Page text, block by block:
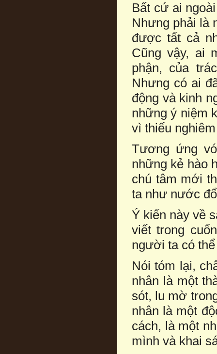
Bất cứ ai
Nhưng phải là
được tất cả
Cũng vậy, ai
phận, của
Nhưng có ai
động và kinh
những ý niệm
vì thiếu
Tương ứng
những kẻ hào
chú tâm mới
ta như nước
Ý kiến này về
viết trong
người ta có
Nói tóm lại,
nhân là một
sót, lu mờ
nhân là một
cách, là một
mình và khai